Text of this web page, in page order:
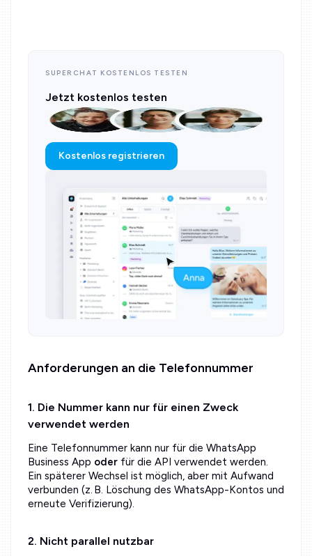
SUPERCHAT KOSTENLOS TESTEN
Jetzt kostenlos testen
Kostenlos registrieren
Anforderungen an die Telefonnummer
1. Die Nummer kann nur für einen Zweck
verwendet werden
Eine Telefonnummer kann nur für die WhatsApp
Business App oder für die API verwendet werden.
Ein späterer Wechsel ist möglich, aber mit Aufwand
verbunden (z. B. Löschung des WhatsApp-Kontos und
erneute Verifizierung).
2. Nicht parallel nutzbar